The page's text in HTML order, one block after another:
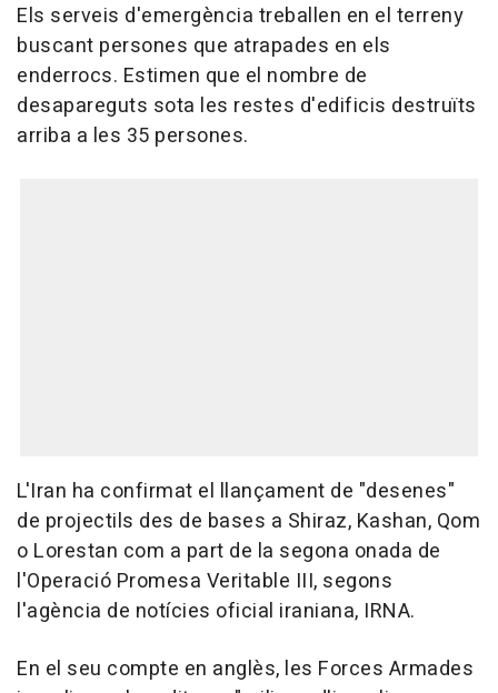
Els serveis d'emergència treballen en el terreny
buscant persones que atrapades en els
enderrocs. Estimen que el nombre de
desapareguts sota les restes d'edificis destruïts
arriba a les 35 persones.
L'Iran ha confirmat el llançament de "desenes"
de projectils des de bases a Shiraz, Kashan, Qom
o Lorestan com a part de la segona onada de
l'Operació Promesa Veritable III, segons
l'agència de notícies oficial iraniana, IRNA.
En el seu compte en anglès, les Forces Armades